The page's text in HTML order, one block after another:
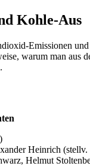
Kohle-Aus
Emissionen
warum man aus
Heinrich
Helmut